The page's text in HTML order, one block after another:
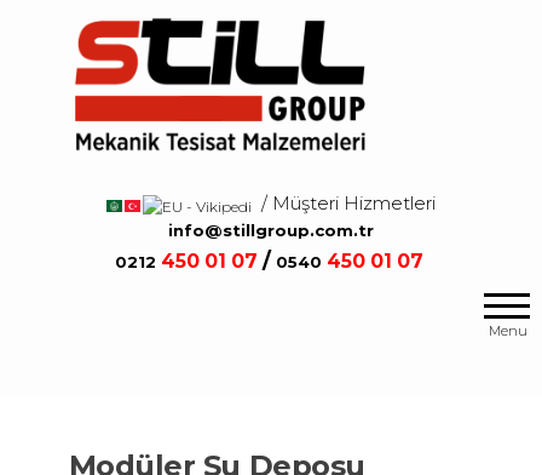
contenuto
/ Müşteri Hizmetleri
info@stillgroup.com.tr
0212 450 01 07 / 0540 450 01 07
Group
MalzemeleriMenu
Modüler Su Deposu